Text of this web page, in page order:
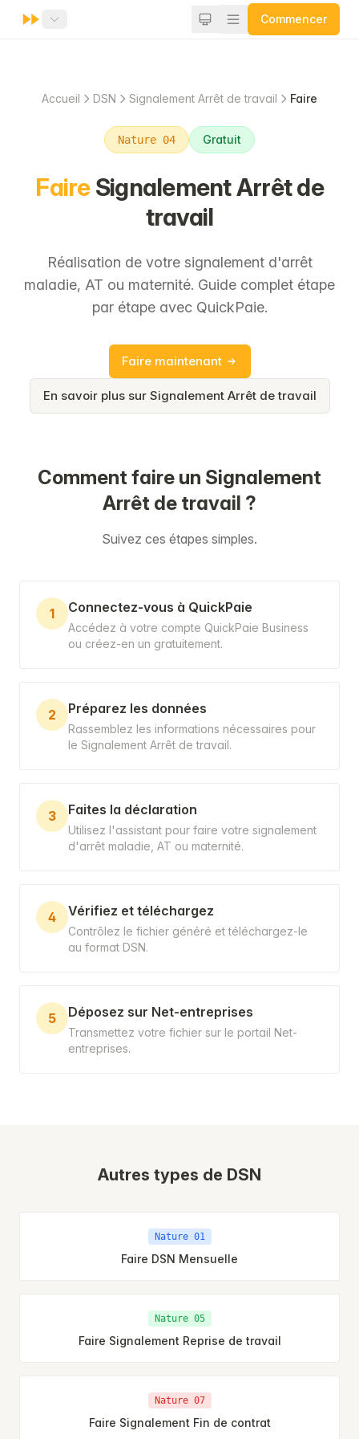
Commencer
Accueil DSN Signalement Arrêt de travail Faire
Nature 04 Gratuit
FaireSignalement Arrêt de
travail
Réalisation de votre signalement d'arrêt
maladie, AT ou maternité. Guide complet étape
par étape avec QuickPaie.
Faire maintenant
En savoir plus sur Signalement Arrêt de travail
Comment faire un Signalement
Arrêt de travail ?
Suivez ces étapes simples.
1 Connectez-vous à QuickPaie
Accédez à votre compte QuickPaie Business
ou créez-en un gratuitement.
2 Préparez les données
Rassemblez les informations nécessaires pour
le Signalement Arrêt de travail.
3 Faites la déclaration
Utilisez l'assistant pour faire votre signalement
d'arrêt maladie, AT ou maternité.
4 Vérifiez et téléchargez
Contrôlez le fichier généré et téléchargez-le
au format DSN.
5 Déposez sur Net-entreprises
Transmettez votre fichier sur le portail Net-
entreprises.
Autres types de DSN
Nature 01
Faire DSN Mensuelle
Nature 05
Faire Signalement Reprise de travail
Nature 07
Faire Signalement Fin de contrat